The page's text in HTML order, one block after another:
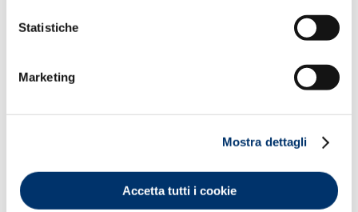
Statistiche
Marketing
Mostra dettagli
Accetta tutti i cookie
BURRI VEGETALI e OLI EUDERMICI
Effetto protettivo e di barriera, altamente nutritivi e